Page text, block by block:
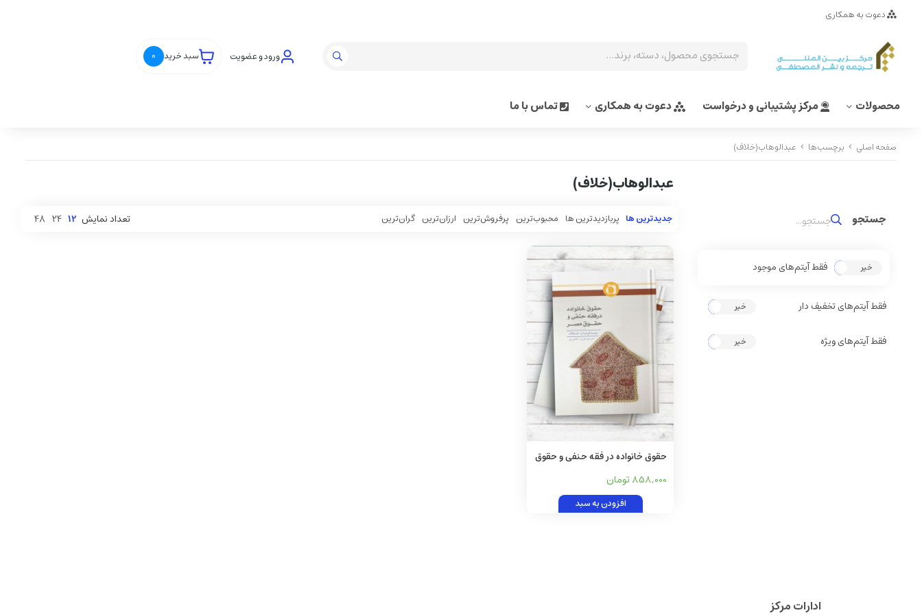
دعوت به همکاری
ورود و عضویت سبد خرید 0
محصولات مرکز پشتیبانی و درخواست دعوت به همکاری تماس با ما
صفحه اصلی برچسب‌ها عبدالوهاب(خلاف)
بله خیر فقط آیتم‌های موجود
خیر فقط آیتم‌های تخفیف دار
خیر فقط آیتم‌های ویژه
عبدالوهاب(خلاف)
جدیدترین ها پربازدیدترین ها محبوب‌‌ترین پرفروش‌ترین ارزان‌ترین گران‌ترین تعداد نمایش 12
24
48
حقوق خانواده در فقه حنفی و حقوق
858,000 تومان
افزودن به سبد
ادارات مرکز